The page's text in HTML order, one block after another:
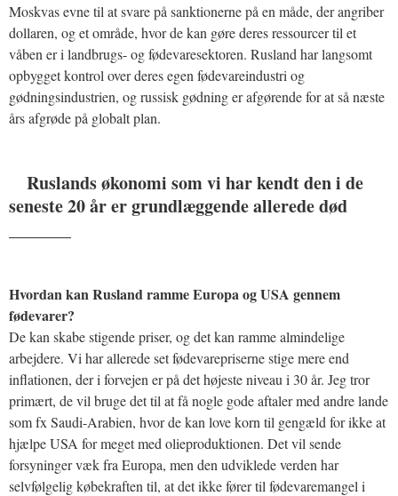
Moskvas evne til at svare på sanktionerne på en måde, der angriber
dollaren, og et område, hvor de kan gøre deres ressourcer til et
våben er i landbrugs- og fødevaresektoren. Rusland har langsomt
opbygget kontrol over deres egen fødevareindustri og
gødningsindustrien, og russisk gødning er afgørende for at så næste
års afgrøde på globalt plan.
Ruslands økonomi som vi har kendt den i de
seneste 20 år er grundlæggende allerede død
Hvordan kan Rusland ramme Europa og USA gennem
fødevarer?
De kan skabe stigende priser, og det kan ramme almindelige
arbejdere. Vi har allerede set fødevarepriserne stige mere end
inflationen, der i forvejen er på det højeste niveau i 30 år. Jeg tror
primært, de vil bruge det til at få nogle gode aftaler med andre lande
som fx Saudi-Arabien, hvor de kan love korn til gengæld for ikke at
hjælpe USA for meget med olieproduktionen. Det vil sende
forsyninger væk fra Europa, men den udviklede verden har
selvfølgelig købekraften til, at det ikke fører til fødevaremangel i